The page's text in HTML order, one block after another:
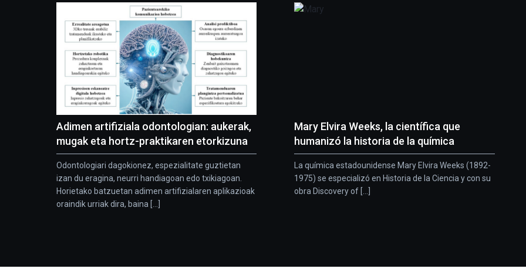
Adimen artifiziala odontologian: aukerak,
mugak eta hortz-praktikaren etorkizuna
Odontologiari dagokionez, espezialitate guztietan
izan du eragina, neurri handiagoan edo txikiagoan.
Horietako batzuetan adimen artifizialaren aplikazioak
oraindik urriak dira, baina [...]
Mary Elvira Weeks, la científica que
humanizó la historia de la química
La química estadounidense Mary Elvira Weeks (1892-
1975) se especializó en Historia de la Ciencia y con su
obra Discovery of [...]